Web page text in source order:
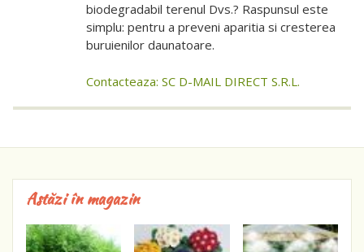
biodegradabil terenul Dvs.? Raspunsul este
simplu: pentru a preveni aparitia si cresterea
buruienilor daunatoare.
Contacteaza: SC D-MAIL DIRECT S.R.L.
Astăzi în magazin